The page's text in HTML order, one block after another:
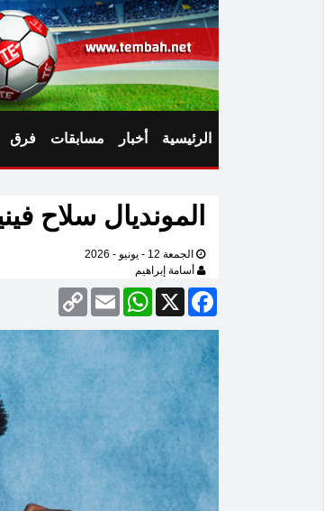
الرئيسية أخبار مسابقات فرق
المونديال سلاح
الجمعة 12 - يونيو - 2026
أسامة إبراهيم
Facebook
X
WhatsApp
Email
Copy
Link